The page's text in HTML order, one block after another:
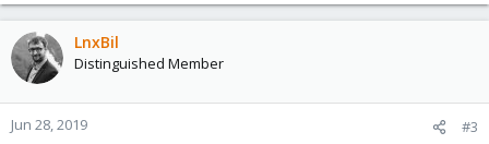
LnxBil
Distinguished Member
Jun 28, 2019 #3